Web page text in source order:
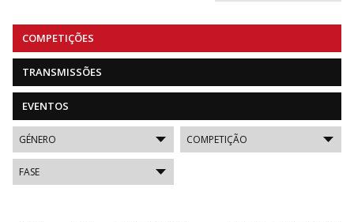
COMPETIÇÕES
TRANSMISSÕES
EVENTOS